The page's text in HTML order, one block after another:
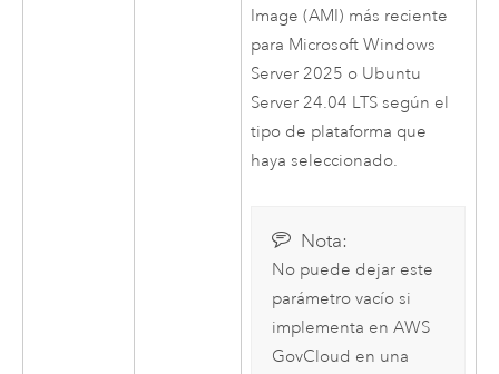
Image (AMI) más reciente
para Microsoft Windows
Server 2025 o Ubuntu
Server 24.04 LTS según el
tipo de plataforma que
haya seleccionado.
Nota:
No puede dejar este
parámetro vacío si
implementa en AWS
GovCloud en una